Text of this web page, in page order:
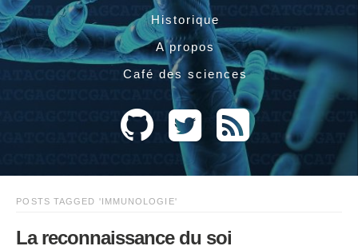
Historique
A propos
Café des sciences
POSTS TAGGED 'IMMUNOLOGIE'
La reconnaissance du soi